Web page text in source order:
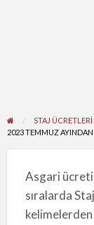
STAJ ÜCRETLERI
2023 TEMMUZ
Asgari
sıralarda